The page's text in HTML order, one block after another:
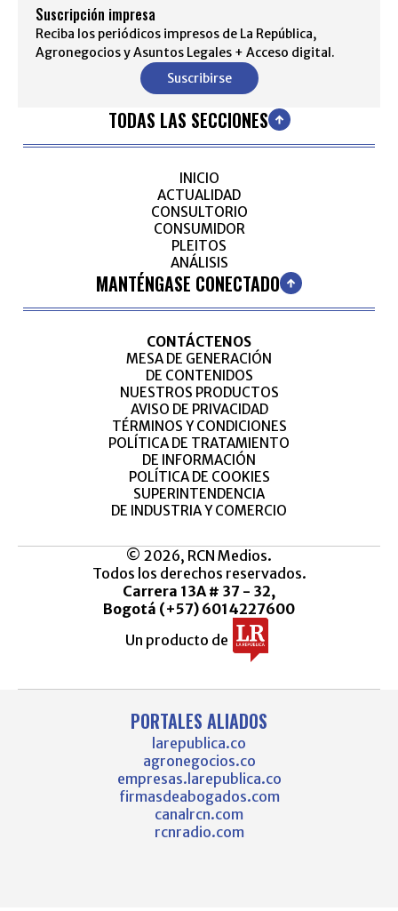
Suscripción impresa
Reciba los periódicos impresos de La República,
Agronegocios y Asuntos Legales + Acceso digital.
Suscribirse
TODAS LAS SECCIONES
INICIO
ACTUALIDAD
CONSULTORIO
CONSUMIDOR
PLEITOS
ANÁLISIS
MANTÉNGASE CONECTADO
CONTÁCTENOS
MESA DE GENERACIÓN
DE CONTENIDOS
NUESTROS PRODUCTOS
AVISO DE PRIVACIDAD
TÉRMINOS Y CONDICIONES
POLÍTICA DE TRATAMIENTO
DE INFORMACIÓN
POLÍTICA DE COOKIES
SUPERINTENDENCIA
DE INDUSTRIA Y COMERCIO
© 2026, RCN Medios.
Todos los derechos reservados.
Carrera 13A # 37 - 32,
Bogotá (+57) 6014227600
Un producto de
PORTALES ALIADOS
larepublica.co
agronegocios.co
empresas.larepublica.co
firmasdeabogados.com
canalrcn.com
rcnradio.com